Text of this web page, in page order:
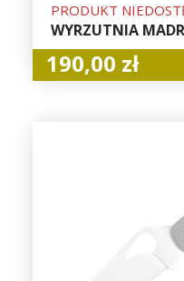
PRODUKT
WYRZUTNIA
190,00 zł